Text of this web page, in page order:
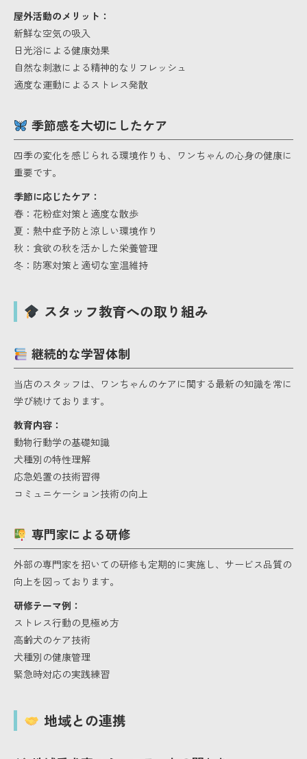
屋外活動のメリット：
新鮮な空気の吸入
日光浴による健康効果
自然な刺激による精神的なリフレッシュ
適度な運動によるストレス発散
季節感を大切にしたケア
四季の変化を感じられる環境作りも、ワンちゃんの心身の健康に
重要です。
季節に応じたケア：
春：花粉症対策と適度な散歩
夏：熱中症予防と涼しい環境作り
秋：食欲の秋を活かした栄養管理
冬：防寒対策と適切な室温維持
スタッフ教育への取り組み
継続的な学習体制
当店のスタッフは、ワンちゃんのケアに関する最新の知識を常に
学び続けております。
教育内容：
動物行動学の基礎知識
犬種別の特性理解
応急処置の技術習得
コミュニケーション技術の向上
専門家による研修
外部の専門家を招いての研修も定期的に実施し、サービス品質の
向上を図っております。
研修テーマ例：
ストレス行動の見極め方
高齢犬のケア技術
犬種別の健康管理
緊急時対応の実践練習
地域との連携